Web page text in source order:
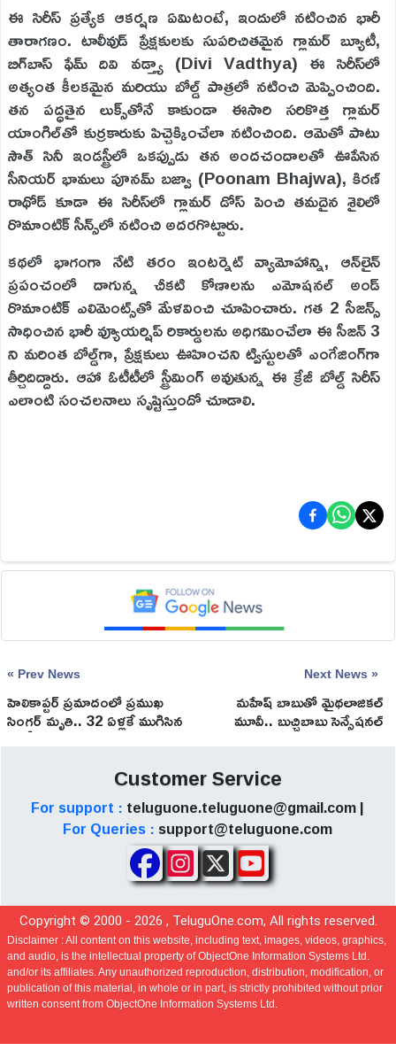
ఈ సిరీస్ ప్రత్యేక ఆకర్షణ ఏమిటంటే, ఇందులో నటించిన భారీ
తారాగణం. టాలీవుడ్ ప్రేక్షకులకు సుపరిచితమైన గ్లామర్ బ్యూటీ,
బిగ్‌బాస్ ఫేమ్ దివి వడ్త్యా (Divi Vadthya) ఈ సిరీస్‌లో
అత్యంత కీలకమైన మరియు బోల్డ్ పాత్రలో నటించి మెప్పించింది.
తన పద్ధతైన లుక్స్‌తోనే కాకుండా ఈసారి సరికొత్త గ్లామర్
యాంగిల్‌తో కుర్రకారుకు పిచ్చెక్కించేలా నటించింది. ఆమెతో పాటు
సౌత్ సినీ ఇండస్ట్రీలో ఒకప్పుడు తన అందచందాలతో ఊపేసిన
సీనియర్ భామలు పూనమ్ బజ్వా (Poonam Bhajwa), కిరణ్
రాథోడ్ కూడా ఈ సిరీస్‌లో గ్లామర్ డోస్ పెంచి తమదైన శైలిలో
రొమాంటిక్ సీన్స్‌లో నటించి అదరగొట్టారు.
కథలో భాగంగా నేటి తరం ఇంటర్నెట్ వ్యామోహాన్ని, ఆన్‌లైన్
ప్రపంచంలో దాగున్న చీకటి కోణాలను ఎమోషనల్ అండ్
రొమాంటిక్ ఎలిమెంట్స్‌తో మేళవించి చూపించారు. గత 2 సీజన్స్
సాధించిన భారీ వ్యూయర్షిప్ రికార్డులను అధిగమించేలా ఈ సీజన్ 3
ని మరింత బోల్డ్‌గా, ప్రేక్షకులు ఊహించని ట్విస్టులతో ఎంగేజింగ్‌గా
తీర్చిదిద్దారు. ఆహా ఓటీటీలో స్ట్రీమింగ్ అవుతున్న ఈ క్రేజీ బోల్డ్ సిరీస్
ఎలాంటి సంచలనాలు సృష్టిస్తుందో చూడాలి.
« Prev News
హెలికాప్టర్ ప్రమాదంలో ప్రముఖ
సింగర్ మృతి.. 32 ఏళ్లకే ముగిసిన
సంగీత ప్రయాణం!
Next News »
మహేష్ బాబుతో మైథలాజికల్
మూవీ.. బుచ్చిబాబు సెన్సేషనల్
కామెంట్స్!
Customer Service
For support : teluguone.teluguone@gmail.com |
For Queries : support@teluguone.com
Copyright © 2000 - 2026 , TeluguOne.com, All rights reserved.
Disclaimer :All content on this website, including text, images, videos, graphics,
and audio, is the intellectual property of ObjectOne Information Systems Ltd.
and/or its affiliates. Any unauthorized reproduction, distribution, modification, or
publication of this material, in whole or in part, is strictly prohibited without prior
written consent from ObjectOne Information Systems Ltd.